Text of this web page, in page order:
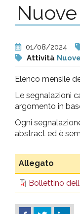
e
pr
e
01/08/2024
Attività
Elenco mensile
Le segnalazioni
argomento in
Ogni
abstract ed è
Allegato
Bollettino